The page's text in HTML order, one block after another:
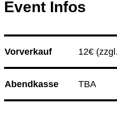
Event Infos
Vorverkauf 12€
Abendkasse TBA
Culture Event
14.08.26 Korken & Klub -
Herz an Herz
Club Bahnhof